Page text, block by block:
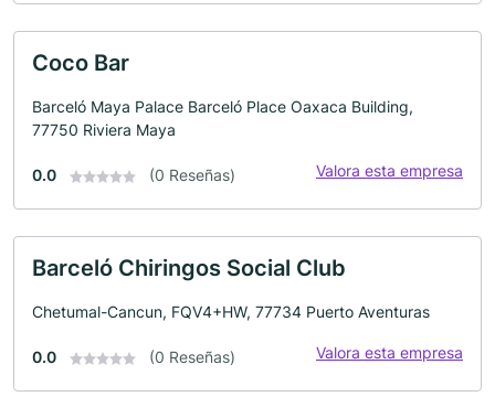
Coco Bar
Barceló Maya Palace Barceló Place Oaxaca Building,
77750 Riviera Maya
0.0 (0 Reseñas) Valora esta empresa
Barceló Chiringos Social Club
Chetumal-Cancun, FQV4+HW, 77734 Puerto Aventuras
0.0 (0 Reseñas) Valora esta empresa